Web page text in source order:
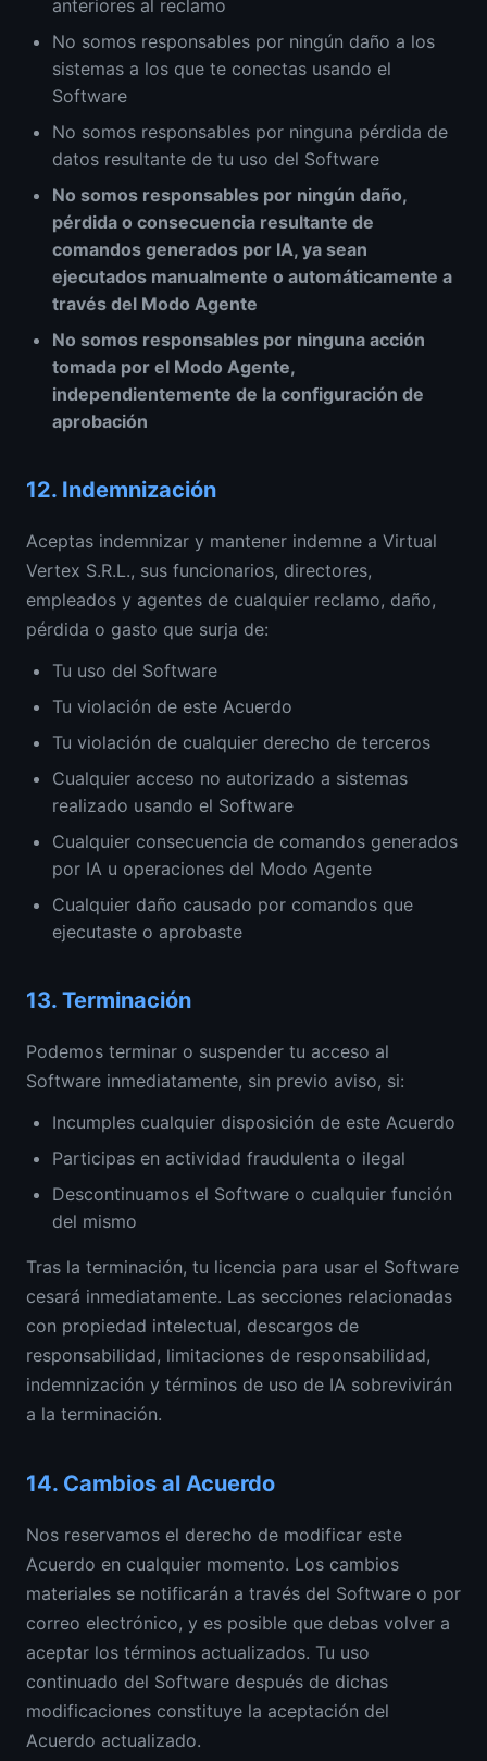
anteriores al reclamo
No somos responsables por ningún daño a los
sistemas a los que te conectas usando el
Software
No somos responsables por ninguna pérdida de
datos resultante de tu uso del Software
No somos responsables por ningún daño,
pérdida o consecuencia resultante de
comandos generados por IA, ya sean
ejecutados manualmente o automáticamente a
través del Modo Agente
No somos responsables por ninguna acción
tomada por el Modo Agente,
independientemente de la configuración de
aprobación
12. Indemnización
Aceptas indemnizar y mantener indemne a Virtual
Vertex S.R.L., sus funcionarios, directores,
empleados y agentes de cualquier reclamo, daño,
pérdida o gasto que surja de:
Tu uso del Software
Tu violación de este Acuerdo
Tu violación de cualquier derecho de terceros
Cualquier acceso no autorizado a sistemas
realizado usando el Software
Cualquier consecuencia de comandos generados
por IA u operaciones del Modo Agente
Cualquier daño causado por comandos que
ejecutaste o aprobaste
13. Terminación
Podemos terminar o suspender tu acceso al
Software inmediatamente, sin previo aviso, si:
Incumples cualquier disposición de este Acuerdo
Participas en actividad fraudulenta o ilegal
Descontinuamos el Software o cualquier función
del mismo
Tras la terminación, tu licencia para usar el Software
cesará inmediatamente. Las secciones relacionadas
con propiedad intelectual, descargos de
responsabilidad, limitaciones de responsabilidad,
indemnización y términos de uso de IA sobrevivirán
a la terminación.
14. Cambios al Acuerdo
Nos reservamos el derecho de modificar este
Acuerdo en cualquier momento. Los cambios
materiales se notificarán a través del Software o por
correo electrónico, y es posible que debas volver a
aceptar los términos actualizados. Tu uso
continuado del Software después de dichas
modificaciones constituye la aceptación del
Acuerdo actualizado.